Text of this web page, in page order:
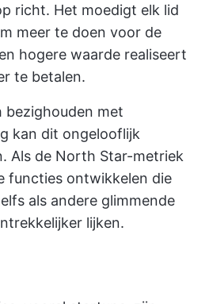
richt. Het moedigt elk lid
meer te doen voor de
hogere waarde realiseert
te betalen.
bezighouden met
kan dit ongelooflijk
Als de North Star-metriek
functies ontwikkelen die
als andere glimmende
lijken.